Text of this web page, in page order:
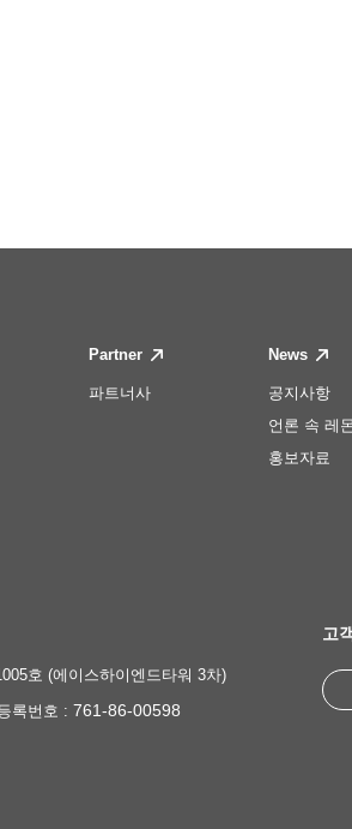
Partner
파트너사
News
공지사항
언론 속 레
홍보자료
호 (에이스하이엔드타워 3차)
록번호 : 761-86-00598
고